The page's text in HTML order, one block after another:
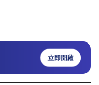
立即開啟